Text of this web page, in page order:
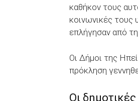
καθήκον τους
κοινωνικές τους
επλήγησαν από
Οι Δήμοι της
πρόκληση
Οι